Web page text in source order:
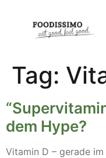
Tag:
dem Hype?
Vitamin D – gerade